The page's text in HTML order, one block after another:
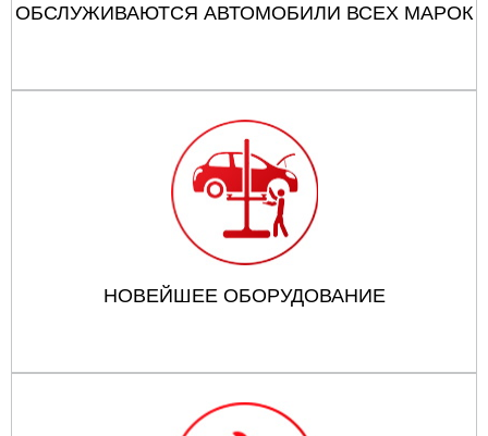
ОБСЛУЖИВАЮТСЯ АВТОМОБИЛИ ВСЕХ МАРОК
НОВЕЙШЕЕ ОБОРУДОВАНИЕ